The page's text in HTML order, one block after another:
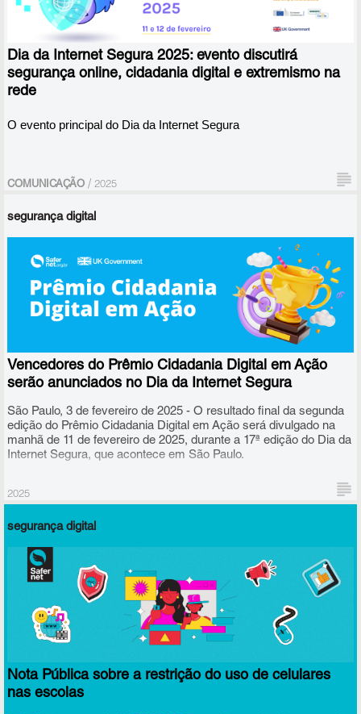
Dia da Internet Segura 2025: evento discutirá
segurança online, cidadania digital e extremismo na
rede
O evento principal do Dia da Internet Segura
COMUNICAÇÃO /2025
segurança digital
Vencedores do Prêmio Cidadania Digital em Ação
serão anunciados no Dia da Internet Segura
São Paulo, 3 de fevereiro de 2025 - O resultado final da segunda
edição do Prêmio Cidadania Digital em Ação será divulgado na
manhã de 11 de fevereiro de 2025, durante a 17ª edição do Dia da
Internet Segura, que acontece em São Paulo.
2025
segurança digital
Nota Pública sobre a restrição do uso de celulares
nas escolas